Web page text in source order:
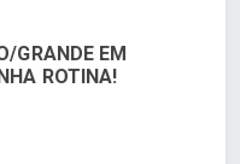
GRANDE EM
ROTINA!